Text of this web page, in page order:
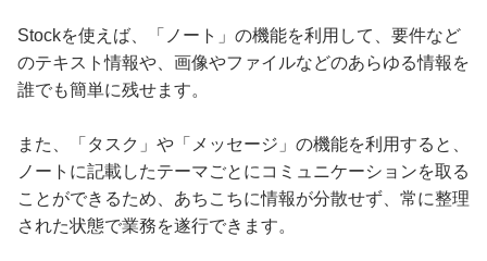
Stockを使えば、「ノート」の機能を利用して、要件など
のテキスト情報や、画像やファイルなどのあらゆる情報を
誰でも簡単に残せます。
また、「タスク」や「メッセージ」の機能を利用すると、
ノートに記載したテーマごとにコミュニケーションを取る
ことができるため、あちこちに情報が分散せず、常に整理
された状態で業務を遂行できます。